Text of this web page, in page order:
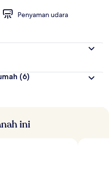
Penyaman udara
(6)
ini